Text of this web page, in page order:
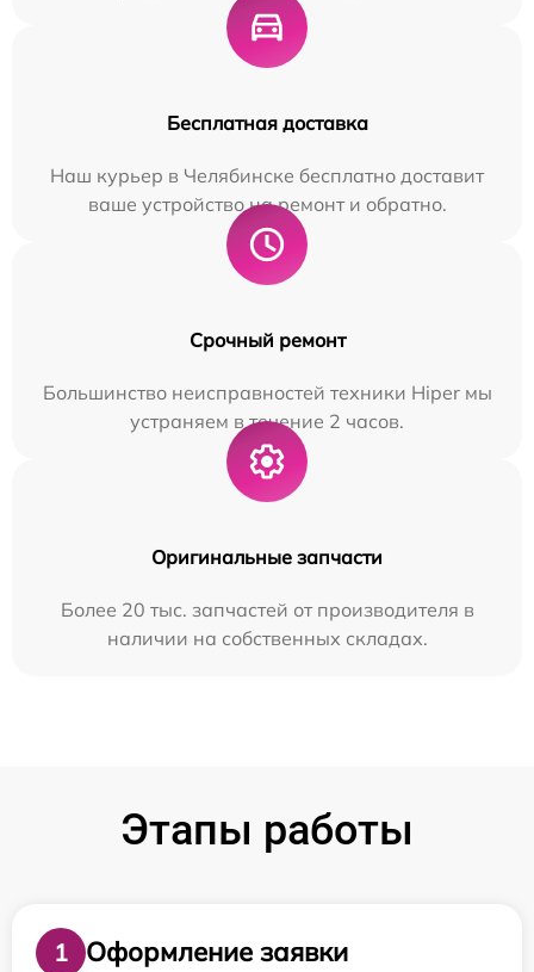
Бесплатная доставка
Наш курьер в Челябинске бесплатно доставит
ваше устройство на ремонт и обратно.
Срочный ремонт
Большинство неисправностей техники Hiper мы
устраняем в течение 2 часов.
Оригинальные запчасти
Более 20 тыс. запчастей от производителя в
наличии на собственных складах.
Этапы работы
1
Оформление заявки